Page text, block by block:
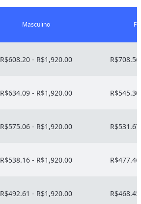
Masculino
R$608.20 - R$1,920.00
R$634.09 - R$1,920.00
R$575.06 - R$1,920.00
R$538.16 - R$1,920.00
R$492.61 - R$1,920.00